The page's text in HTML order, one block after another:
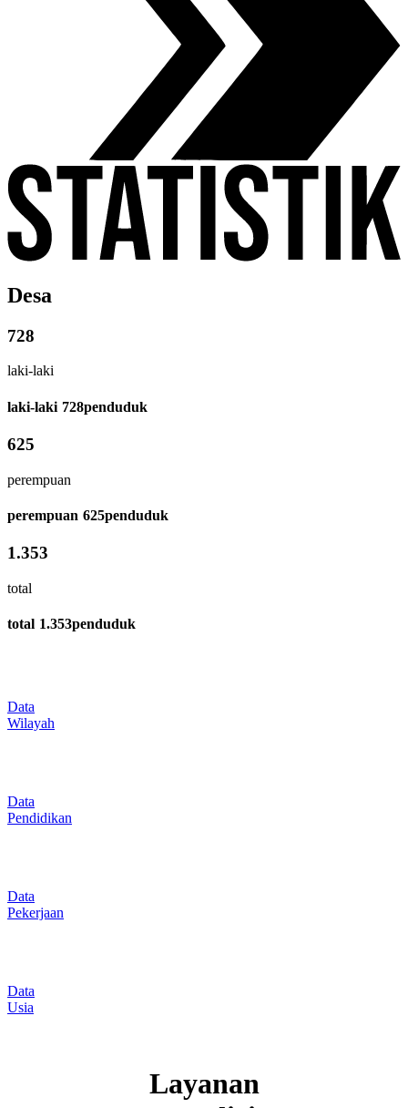
Desa
728
laki-laki
laki-laki 728penduduk
625
perempuan
perempuan 625penduduk
1.353
total
total 1.353penduduk
Data
Wilayah
Data
Pendidikan
Data
Pekerjaan
Data
Usia
Layanan